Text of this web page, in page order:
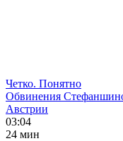
Четко. Понятно
Обвинения
Австрии
03:04
24 мин